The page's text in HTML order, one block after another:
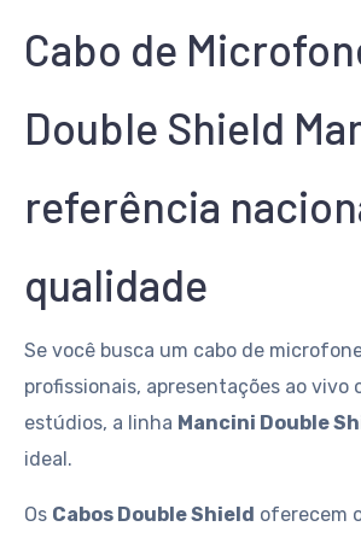
Cabo de
Double Shield
referência
qualidade
Se você busca um cabo de
profissionais, apresentações ao vivo
estúdios, a linha Mancini Double
ideal.
Os Cabos Double Shield oferecem